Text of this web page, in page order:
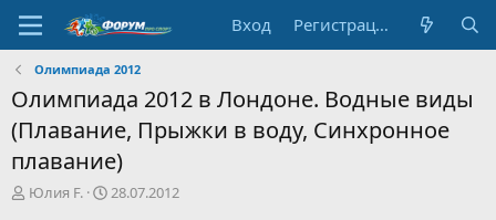
Вход Регистрация
Олимпиада 2012
Олимпиада 2012 в Лондоне. Водные виды
(Плавание, Прыжки в воду, Синхронное
плавание)
А
Юлия F.
Д
28.07.2012